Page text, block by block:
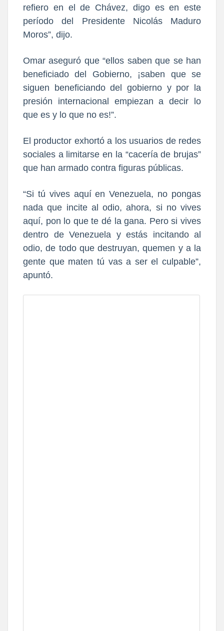
refiero en el de Chávez, digo es en este
período del Presidente Nicolás Maduro
Moros”, dijo.
Omar aseguró que “ellos saben que se han
beneficiado del Gobierno,
¡saben que se
siguen beneficiando del gobierno y por la
presión internacional empiezan a decir lo
que es y lo que no es!”.
El productor exhortó a los usuarios de redes
sociales a l imitarse en la “cacería de brujas”
que han armado contra figuras públicas.
“Si tú vives aquí en Venezuela, no pongas
nada que incite al odio, ahora, si no vives
aquí, pon lo que te dé la gana. Pero si vives
dentro de Venezuela y estás incitando al
odio, de todo que destruyan, quemen y a la
gente que maten tú vas a ser el culpable”,
apuntó.